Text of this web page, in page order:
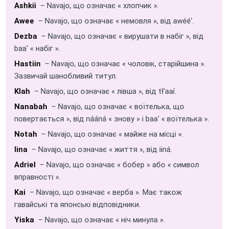
Ashkii – Navajo, що означає « хлопчик ».
Awee – Navajo, що означає « немовля », від awéé'.
Dezba – Navajo, що означає « вирушати в набіг », від
baa' « набіг ».
Hastiin – Navajo, що означає « чоловік, старійшина ».
Зазвичай шанобливий титул.
Klah – Navajo, що означає « лівша », від tł'aaí.
Nanabah – Navajo, що означає « воїтелька, що
повертається », від nááná « знову » і baa' « воїтелька ».
Notah – Navajo, що означає « майже на місці ».
Iina – Navajo, що означає « життя », від iiná.
Adriel – Navajo, що означає « бобер » або « символ
вправності ».
Kai – Navajo, що означає « верба ». Має також
гавайські та японські відповідники.
Yiska – Navajo, що означає « ніч минула ».